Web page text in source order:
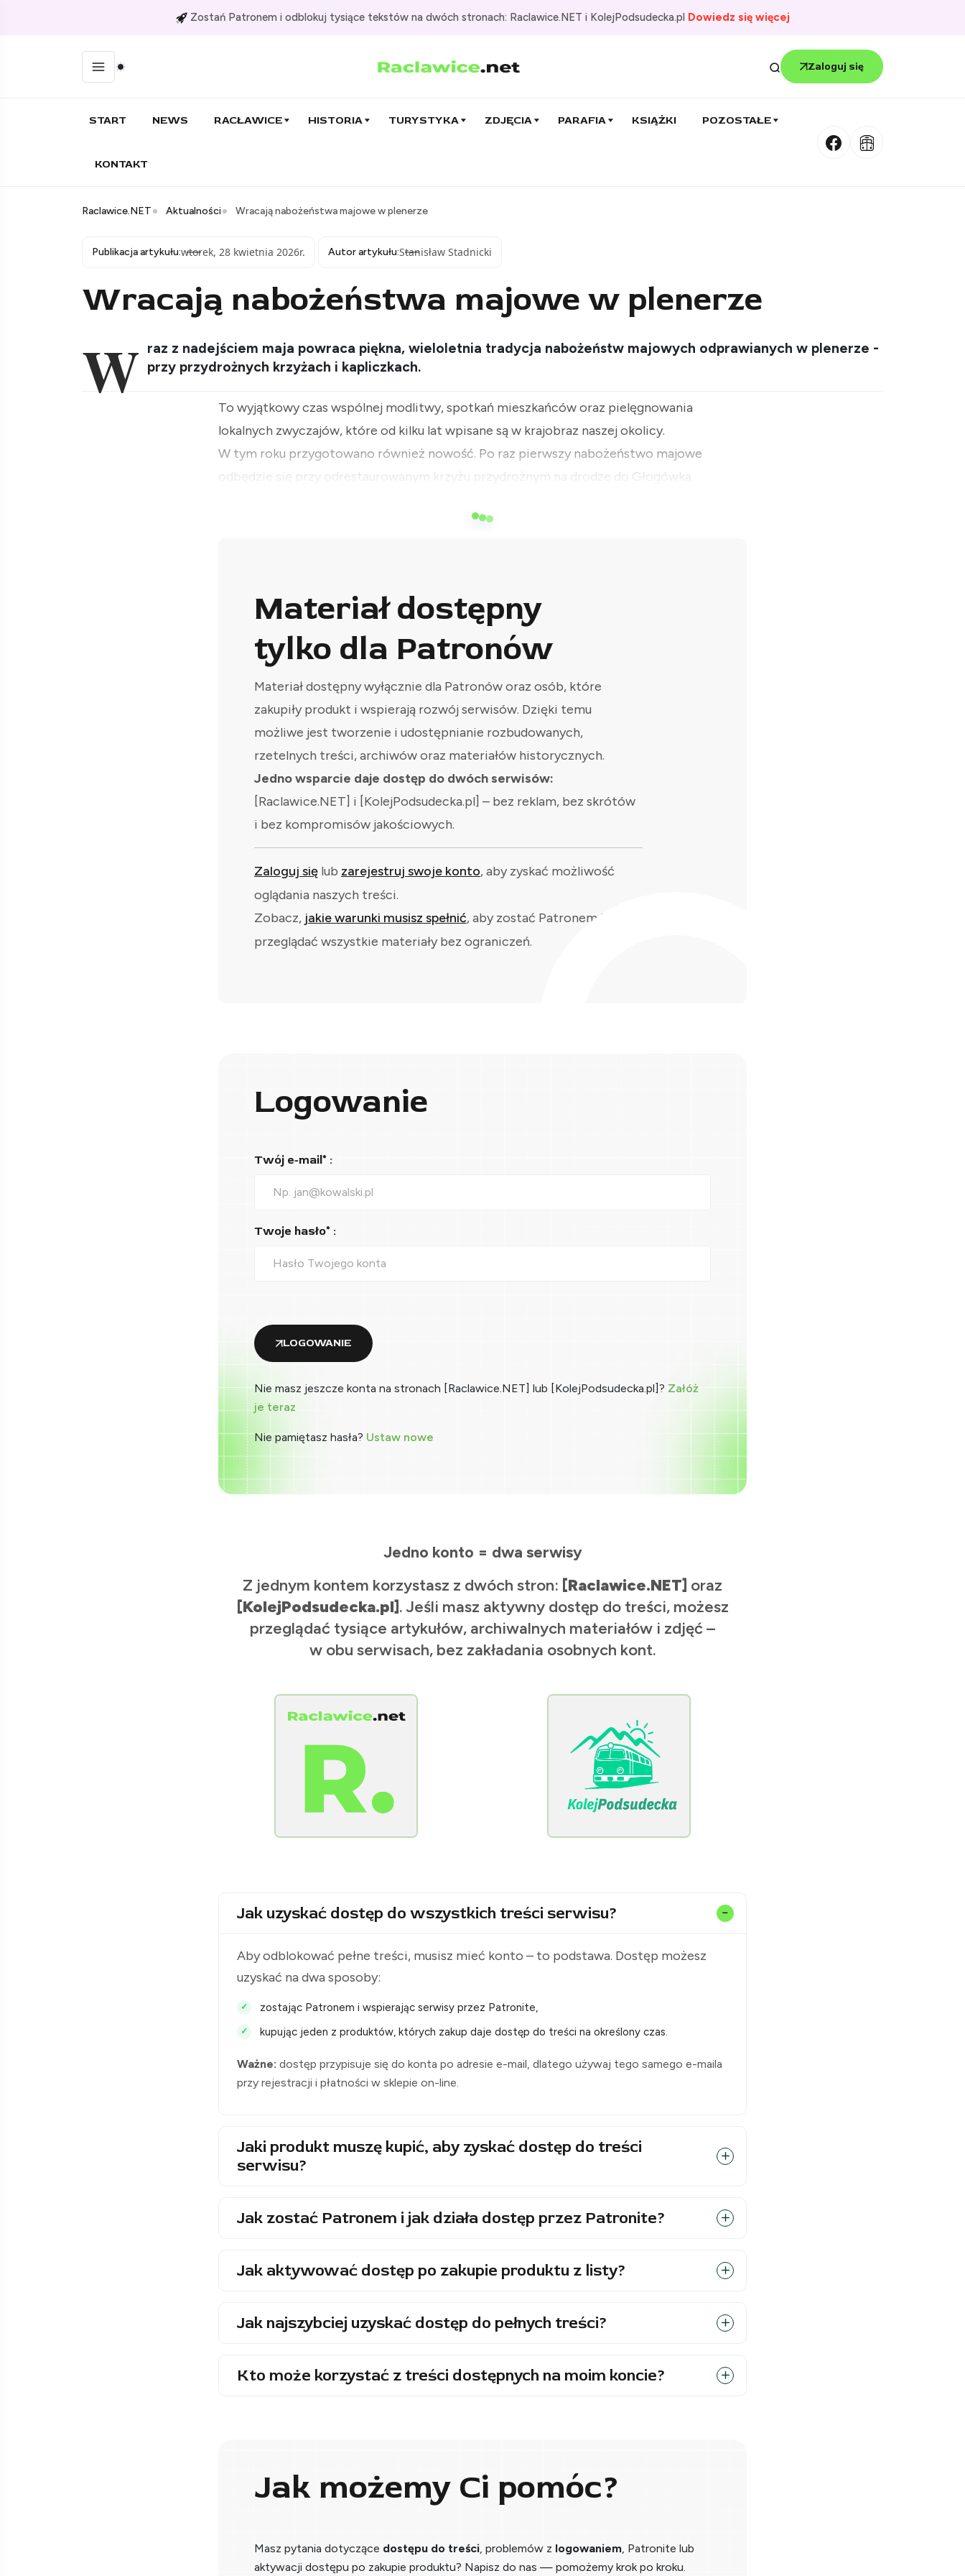
Zostań Patronem i odblokuj tysiące tekstów na dwóch stronach: Raclawice.NET i KolejPodsudecka.pl Dowiedz się więcej
Zaloguj się
START NEWS RACŁAWICE HISTORIA TURYSTYKA ZDJĘCIA PARAFIA KSIĄŻKI POZOSTAŁE
KONTAKT
Raclawice.NET Aktualności Wracają nabożeństwa majowe w plenerze
Publikacja artykułu:wtorek, 28 kwietnia 2026r. Autor artykułu:Stanisław Stadnicki
Wracają nabożeństwa majowe w plenerze
W raz z nadejściem maja powraca piękna, wieloletnia tradycja nabożeństw majowych odprawianych w plenerze -
przy przydrożnych krzyżach i kapliczkach.
To wyjątkowy czas wspólnej modlitwy, spotkań mieszkańców oraz pielęgnowania
lokalnych zwyczajów, które od kilku lat wpisane są w krajobraz naszej okolicy.
W tym roku przygotowano również nowość. Po raz pierwszy nabożeństwo majowe
odbędzie się przy odrestaurowanym krzyżu przydrożnym na drodze do Głogówka.
Materiał dostępny
tylko dla Patronów
Materiał dostępny wyłącznie dla Patronów oraz osób, które
zakupiły produkt i wspierają rozwój serwisów. Dzięki temu
możliwe jest tworzenie i udostępnianie rozbudowanych,
rzetelnych treści, archiwów oraz materiałów historycznych.
Jedno wsparcie daje dostęp do dwóch serwisów:
[Raclawice.NET] i [KolejPodsudecka.pl] – bez reklam, bez skrótów
i bez kompromisów jakościowych.
Zaloguj się lub zarejestruj swoje konto, aby zyskać możliwość
oglądania naszych treści.
Zobacz, jakie warunki musisz spełnić, aby zostać Patronem i
przeglądać wszystkie materiały bez ograniczeń.
Logowanie
Twój e-mail* :
Twoje hasło* :
LOGOWANIE
Nie masz jeszcze konta na stronach [Raclawice.NET] lub [KolejPodsudecka.pl]? Załóż
je teraz
Nie pamiętasz hasła? Ustaw nowe
Jedno konto = dwa serwisy
Z jednym kontem korzystasz z dwóch stron: [Raclawice.NET] oraz
[KolejPodsudecka.pl]. Jeśli masz aktywny dostęp do treści, możesz
przeglądać tysiące artykułów, archiwalnych materiałów i zdjęć –
w obu serwisach, bez zakładania osobnych kont.
Jak uzyskać dostęp do wszystkich treści serwisu?
Aby odblokować pełne treści, musisz mieć konto – to podstawa. Dostęp możesz
uzyskać na dwa sposoby:
zostając Patronem i wspierając serwisy przez Patronite,
kupując jeden z produktów, których zakup daje dostęp do treści na określony czas.
Ważne: dostęp przypisuje się do konta po adresie e-mail, dlatego używaj tego samego e-maila
przy rejestracji i płatności w sklepie on-line.
Jaki produkt muszę kupić, aby zyskać dostęp do treści
serwisu?
Jak zostać Patronem i jak działa dostęp przez Patronite?
Jak aktywować dostęp po zakupie produktu z listy?
Jak najszybciej uzyskać dostęp do pełnych treści?
Kto może korzystać z treści dostępnych na moim koncie?
Jak możemy Ci pomóc?
Masz pytania dotyczące dostępu do treści , problemów z logowaniem , Patronite lub
aktywacji dostępu po zakupie produktu? Napisz do nas — pomożemy krok po kroku.